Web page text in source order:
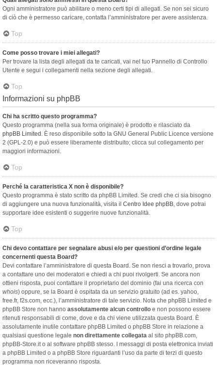
Ogni amministratore può abilitare o meno certi tipi di allegati. Se non sei sicuro
di ciò che è permesso caricare, contatta l’amministratore per avere assistenza.
Top
Come posso trovare i miei allegati?
Per trovare la lista degli allegati da te caricati, vai nel tuo Pannello di Controllo
Utente e segui i collegamenti nella sezione degli allegati.
Top
Informazioni su phpBB
Chi ha scritto questo programma?
Questo programma (nella sua forma originale) è prodotto e rilasciato da
phpBB Limited . È reso disponibile sotto la GNU General Public Licence versione
2 (GPL-2.0) e può essere liberamente distribuito; clicca sul collegamento per
maggiori informazioni.
Top
Perché la caratteristica X non è disponibile?
Questo programma è stato scritto da phpBB Limited. Se credi che ci sia bisogno
di aggiungere una nuova funzionalità, visita il Centro Idee phpBB, dove potrai
supportare idee esistenti o suggerire nuove funzionalità.
Top
Chi devo contattare per segnalare abusi e/o per questioni d’ordine legale
concernenti questa Board?
Devi contattare l’amministratore di questa Board. Se non riesci a trovarlo, prova
a contattare uno dei moderatori e chiedi a chi puoi rivolgerti. Se ancora non
ottieni risposta, puoi contattare il proprietario del dominio (fai una ricerca con
whois) oppure, se la Board è ospitata da un servizio gratuito (ad es. yahoo,
free.fr, f2s.com, ecc.), l’amministratore di tale servizio. Nota che phpBB Limited e
phpBB Store non hanno assolutamente alcun controllo e non possono essere
ritenuti responsabili di come, dove e da chi viene utilizzata questa Board. È
assolutamente inutile contattare phpBB Limited o phpBB Store in relazione a
qualsiasi questione legale non direttamente collegata al sito phpBB.com,
phpBB-Store.it o al software phpBB stesso. I messaggi di posta elettronica inviati
a phpBB Limited o a phpBB Store riguardanti l’uso da parte di terzi di questo
programma non riceveranno risposta.